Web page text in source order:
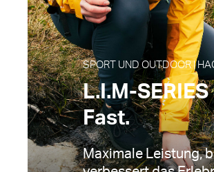
SPORT UND OUTDOOR |
L.I.M-
Fast.
Maximale Leistung,